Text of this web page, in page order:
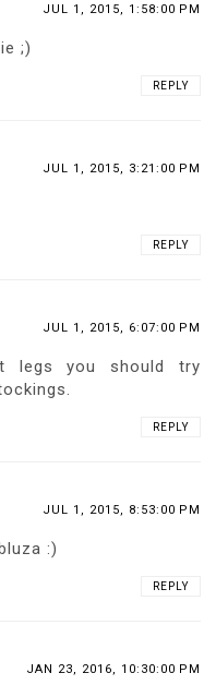
JUL 1, 2015, 1:58:00 PM
;)
REPLY
JUL 1, 2015, 3:21:00 PM
REPLY
JUL 1, 2015, 6:07:00 PM
legs you should try
REPLY
JUL 1, 2015, 8:53:00 PM
:)
REPLY
JAN 23, 2016, 10:30:00 PM